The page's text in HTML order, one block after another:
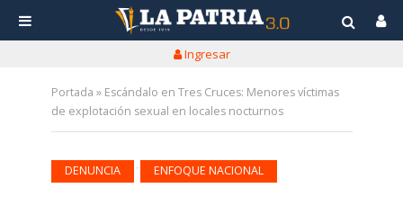
Ingresar
Portada » Escándalo en Tres Cruces: Menores víctimas
de explotación sexual en locales nocturnos
DENUNCIA ENFOQUE NACIONAL